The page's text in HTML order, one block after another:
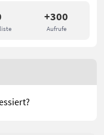
+300
Aufrufe